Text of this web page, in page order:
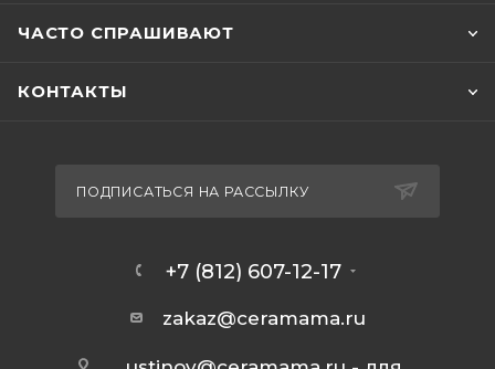
ЧАСТО СПРАШИВАЮТ
КОНТАКТЫ
ПОДПИСАТЬСЯ НА РАССЫЛКУ
+7 (812) 607-12-17
zakaz@ceramama.ru